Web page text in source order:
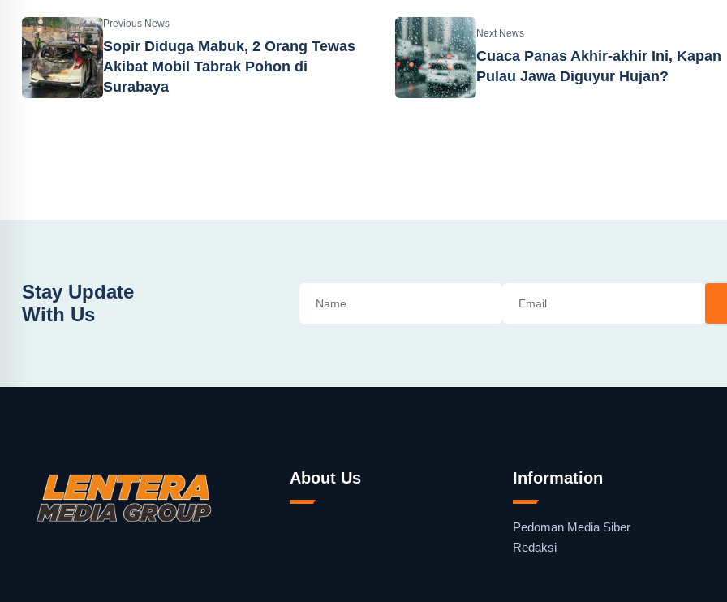
Previous News
Sopir Diduga Mabuk, 2 Orang Tewas
Akibat Mobil Tabrak Pohon di
Surabaya
Next News
Cuaca Panas Akhir-akhir Ini, Kapan
Pulau Jawa Diguyur Hujan?
Stay Update
With Us
About Us Information
Pedoman Media Siber
Redaksi